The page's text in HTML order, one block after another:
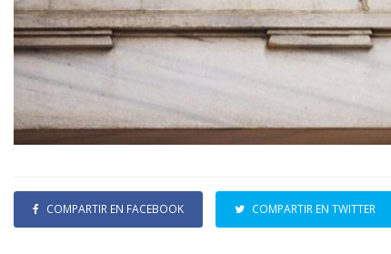
COMPARTIR EN FACEBOOK COMPARTIR EN TWITTER